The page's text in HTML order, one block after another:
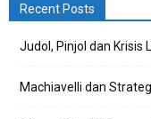
Recent Posts
Judol, Pinjol dan Krisis
Machiavelli dan